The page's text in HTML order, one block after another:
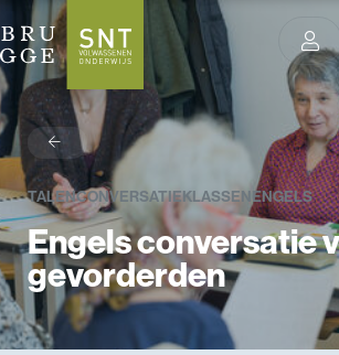
terug
TALENCONVERSATIEKLASSEN ENGELS
Engels conversatie
gevorderden